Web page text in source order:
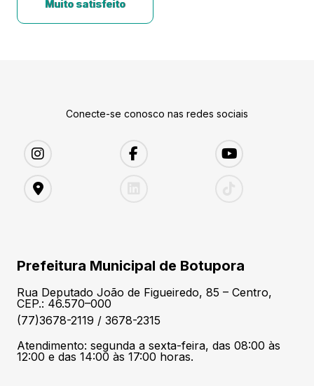
Muito satisfeito
Conecte-se conosco nas redes sociais
Prefeitura Municipal de Botupora
Rua Deputado João de Figueiredo, 85 – Centro,
CEP.: 46.570–000
(77)3678-2119 / 3678-2315
Atendimento: segunda a sexta-feira, das 08:00 às
12:00 e das 14:00 às 17:00 horas.